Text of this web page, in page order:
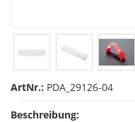
ArtNr.: PDA_29126-04
Beschreibung: